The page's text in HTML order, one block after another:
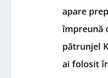
apare
împreună
pătrunjel
ai folosit